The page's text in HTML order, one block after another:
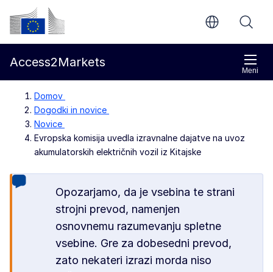
Preskoči na glavno vsebino
Evropska komisija
Meni
Access2Markets
Domov
Dogodki in novice
Novice
Evropska komisija uvedla izravnalne dajatve na uvoz
akumulatorskih električnih vozil iz Kitajske
Opozarjamo, da je vsebina te strani
strojni prevod, namenjen
osnovnemu razumevanju spletne
vsebine. Gre za dobesedni prevod,
zato nekateri izrazi morda niso